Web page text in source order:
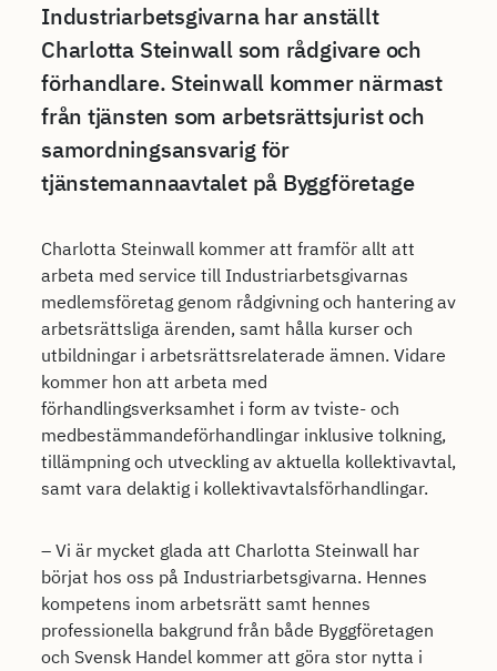
Industriarbetsgivarna har anställt
Charlotta Steinwall som rådgivare och
förhandlare. Steinwall kommer närmast
från tjänsten som arbetsrättsjurist och
samordningsansvarig för
tjänstemannaavtalet på Byggföretage
Charlotta Steinwall kommer att framför allt att
arbeta med service till Industriarbetsgivarnas
medlemsföretag genom rådgivning och hantering av
arbetsrättsliga ärenden, samt hålla kurser och
utbildningar i arbetsrättsrelaterade ämnen. Vidare
kommer hon att arbeta med
förhandlingsverksamhet i form av tviste- och
medbestämmandeförhandlingar inklusive tolkning,
tillämpning och utveckling av aktuella kollektivavtal,
samt vara delaktig i kollektivavtalsförhandlingar.
– Vi är mycket glada att Charlotta Steinwall har
börjat hos oss på Industriarbetsgivarna. Hennes
kompetens inom arbetsrätt samt hennes
professionella bakgrund från både Byggföretagen
och Svensk Handel kommer att göra stor nytta i